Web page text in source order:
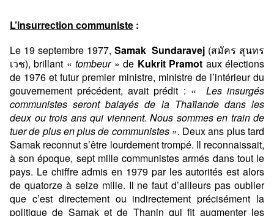
L’insurrection communiste :
Le 19 septembre 1977, Samak Sundaravej (สมัคร สุนทร
เวช), brillant « tombeur » de Kukrit Pramot aux élections
de 1976 et futur premier ministre, ministre de l’intérieur du
gouvernement précédent, avait prédit : « Les insurgés
communistes seront balayés de la Thaïlande dans les
deux ou trois ans qui viennent. Nous sommes en train de
tuer de plus en plus de communistes ». Deux ans plus tard
Samak reconnut s’être lourdement trompé. Il reconnaissait,
à son époque, sept mille communistes armés dans tout le
pays. Le chiffre admis en 1979 par les autorités est alors
de quatorze à seize mille. Il ne faut d’ailleurs pas oublier
que c’est directement ou indirectement précisément la
politique de Samak et de Thanin qui fit augmenter les